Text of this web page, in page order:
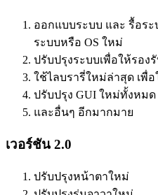
ออกแบบระบบ และ รื้อร
ระบบหรือ OS ใหม่
ปรับปรุงระบบเพื่อให้รอง
ใช้ไลบรารี่ใหม่ล่าสุด เพื่
ปรับปรุง GUI ใหม่ทั้งหม
และอื่นๆ อีกมากมาย
เวอร์ชัน 2.0
ปรับปรุงหน้าตาใหม่